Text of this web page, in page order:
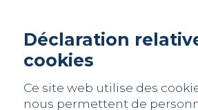
Déclaration
cookies
Ce site web utilise des
nous permettent de